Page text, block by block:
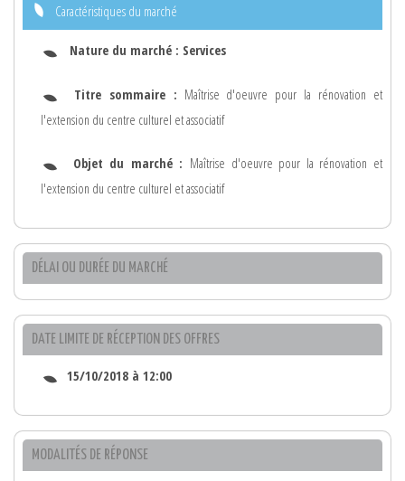
Caractéristiques du marché
Nature du marché : Services
Titre sommaire : Maîtrise d'oeuvre pour la rénovation et
l'extension du centre culturel et associatif
Objet du marché : Maîtrise d'oeuvre pour la rénovation et
l'extension du centre culturel et associatif
DÉLAI OU DURÉE DU MARCHÉ
DATE LIMITE DE RÉCEPTION DES OFFRES
15/10/2018 à 12:00
MODALITÉS DE RÉPONSE